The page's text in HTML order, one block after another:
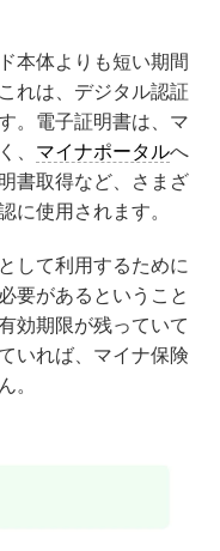
本体よりも短い期間
れは、デジタル認証
。電子証明書は、マ
、 マイナポータルへ
書取得など、さまざ
に使用されます。
して利用するために
要があるということ
効期限が残っていて
いれば、マイナ保険
。